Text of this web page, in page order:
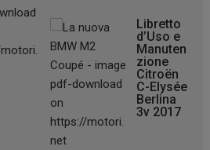
Libretto
d’Uso e
Manuten
zione
Citroën
C-Elysée
Berlina
3v 2017